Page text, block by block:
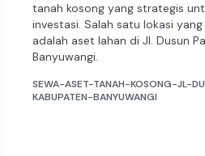
tanah kosong yang strategis
investasi. Salah satu lokasi
adalah aset lahan di Jl. Dusun
Banyuwangi.
SEWA-ASET-TANAH-KOSONG-JL-
KABUPATEN-BANYUWANGI